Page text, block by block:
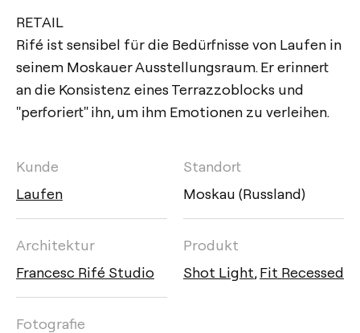
RETAIL
Rifé ist sensibel für die Bedürfnisse von Laufen in
seinem Moskauer Ausstellungsraum. Er erinnert
an die Konsistenz eines Terrazzoblocks und
"perforiert" ihn, um ihm Emotionen zu verleihen.
Kunde
Laufen
Standort
Moskau (Russland)
Architektur
Francesc Rifé Studio
Fotografie
Produkt
Shot Light,Fit Recessed